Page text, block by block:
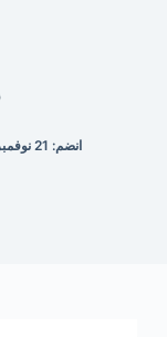
انضم: 21 نوفمبر، 2021